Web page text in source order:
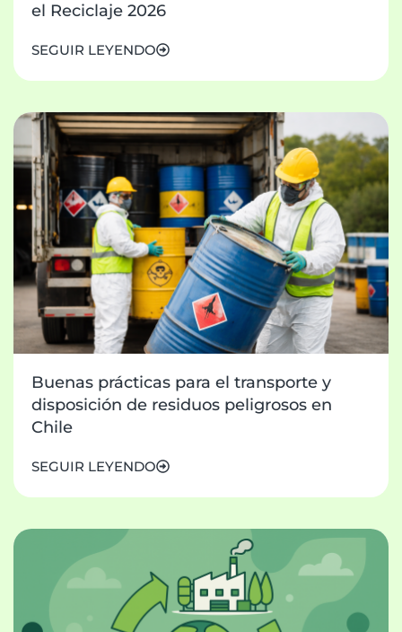
el Reciclaje 2026
SEGUIR LEYENDO
Buenas prácticas para el transporte y
disposición de residuos peligrosos en
Chile
SEGUIR LEYENDO